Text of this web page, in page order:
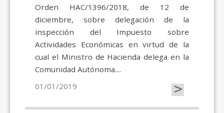
Orden HAC/1396/2018, de 12 de
diciembre, sobre delegación de la
inspección del Impuesto sobre
Actividades Económicas en virtud de la
cual el Ministro de Hacienda delega en la
Comunidad Autónoma....
01/01/2019
>